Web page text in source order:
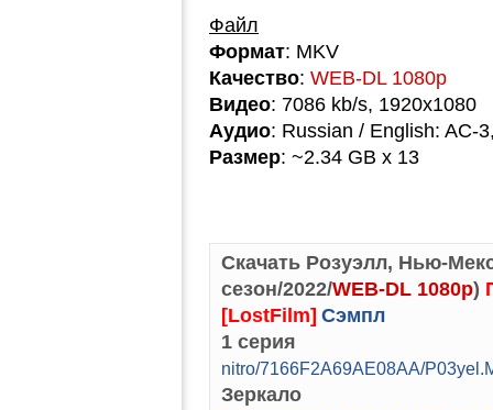
Файл
Формат: MKV
Качество: WEB-DL 1080p
Видео: 7086 kb/s, 1920x1080
Аудио: Russian / English: AC-
Размер: ~2.34 GB x 13
Скачать Розуэлл, Нью-
сезон/2022/WEB-DL 1080p)
[LostFilm] Сэмпл
1 серия
nitro/7166F2A69AE08AA/
Зеркало